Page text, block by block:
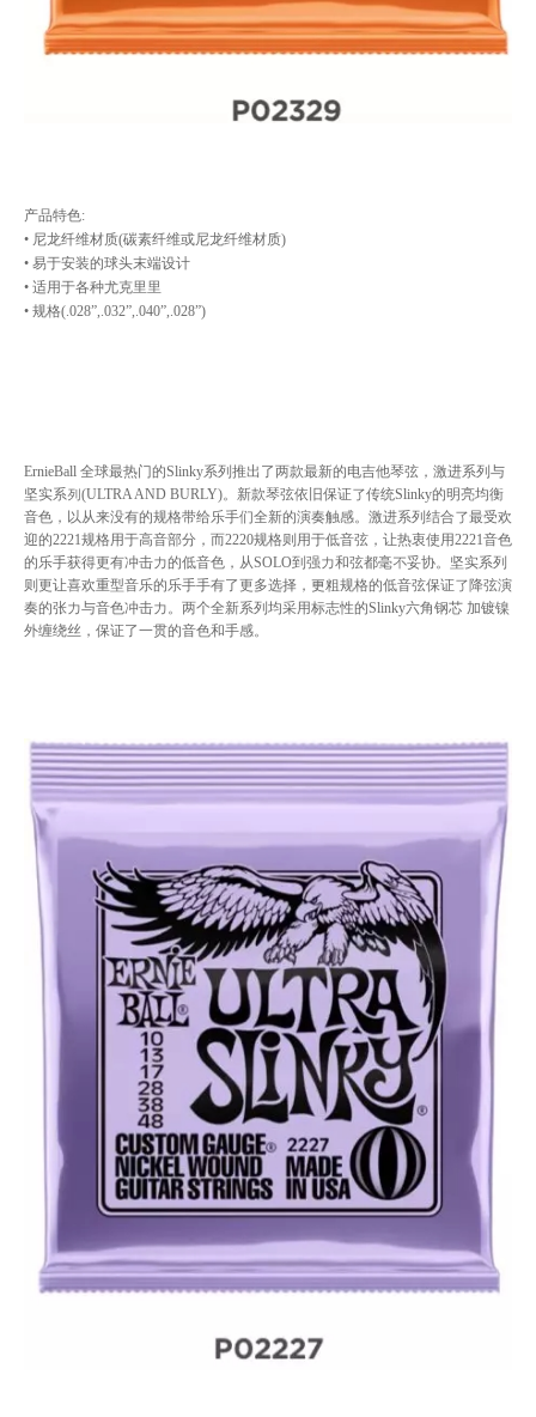
产品特色:
• 尼⻰纤维材质(碳素纤维或尼龙纤维材质)
• 易于安装的球头末端设计
• 适⽤于各种尤克⾥里
• 规格(.028”,.032”,.040”,.028”)
ErnieBall 全球最热⻔的Slinky系列推出了两款最新的电吉他琴弦，激进系列与
坚实系列(ULTRA AND BURLY)。新款琴弦依旧保证了传统Slinky的明亮均衡
⾳色，以从来没有的规格带给乐手们全新的演奏触感。激进系列结合了最受欢
迎的2221规格⽤于⾼音部分，而2220规格则用于低音弦，让热衷使用2221⾳色
的乐⼿获得更有冲击力的低音⾊，从SOLO到强力和弦都毫不妥协。坚实系列
则更让喜欢重型⾳乐的乐⼿手有了更多选择，更粗规格的低音弦保证了降弦演
奏的张力与⾳色冲击力。两个全新系列均采用标志性的Slinky六⻆钢芯 加镀镍
外缠绕丝，保证了⼀贯的⾳色和手感。